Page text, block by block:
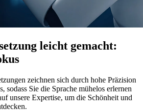
leicht gemacht:
zeichnen sich durch hohe Präzision
sodass Sie die Sprache mühelos erlernen
unsere Expertise, um die Schönheit und